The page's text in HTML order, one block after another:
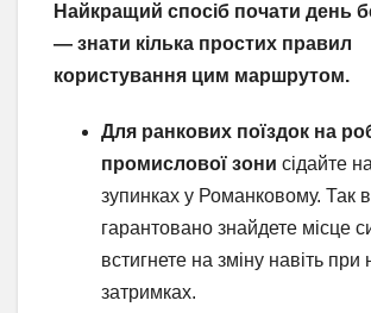
Найкращий спосіб почати день
— знати кілька простих правил
користування цим маршрутом.
Для ранкових поїздок на
промислової зони сідайте
зупинках у Романковому. Так
гарантовано знайдете місце
встигнете на зміну навіть при
затримках.